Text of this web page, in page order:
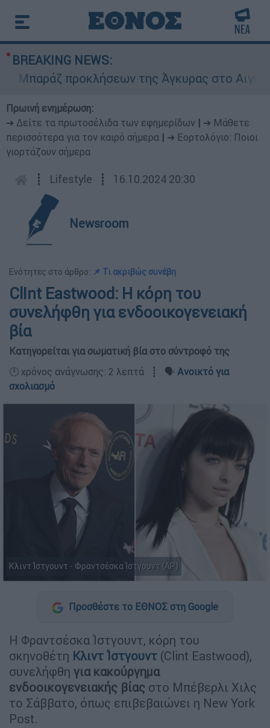
BREAKING NEWS:
προκλήσεων της Άγκυρας στο Αιγαίο:
Πρωινή ενημέρωση:
➔ Δείτε τα πρωτοσέλιδα των εφημερίδων
➔ Μάθετε
περισσότερα για τον καιρό σήμερα
➔ Εορτολόγιο: Ποιοι
γιορτάζουν σήμερα
┋ Lifestyle ┋ 16.10.2024 20:30
Newsroom
Ενότητες στο άρθρο: 📌 Τι ακριβώς συνέβη
ClInt Eastwood: Η κόρη του
συνελήφθη για ενδοοικογενειακή
βία
Κατηγορείται για σωματική βία στο σύντροφό της
🕛 χρόνος ανάγνωσης: 2 λεπτά ┋ 🗣️ Ανοικτό για
σχολιασμό
Κλιντ Ίστγουντ - Φραντσέσκα Ίστγουντ (AP)
Προσθέστε το ΕΘΝΟΣ στη Google
Η Φραντσέσκα Ίστγουντ, κόρη του
σκηνοθέτη Κλιντ Ίστγουντ (Clint Eastwood),
συνελήφθη για κακούργημα
ενδοοικογενειακής βίας στο Μπέβερλι Χιλς
το Σάββατο, όπως επιβεβαιώνει η New York
Post.